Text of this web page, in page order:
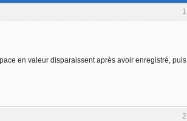
1
en valeur disparaissent après avoir enregistré, puis
2